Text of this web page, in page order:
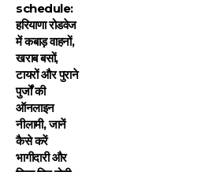
schedule:
हरियाणा रोडवेज
में कबाड़ वाहनों,
खराब बसों,
टायरों और पुराने
पुर्जों की
ऑनलाइन
नीलामी, जानें
कैसे करें
भागीदारी और